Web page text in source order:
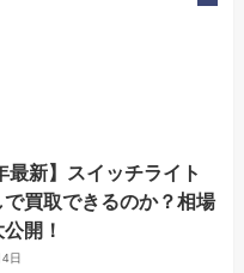
最新】スイッチライト
で買取できるのか？相場
開！
日